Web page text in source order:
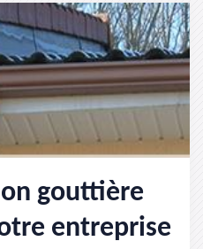
gouttière
entreprise